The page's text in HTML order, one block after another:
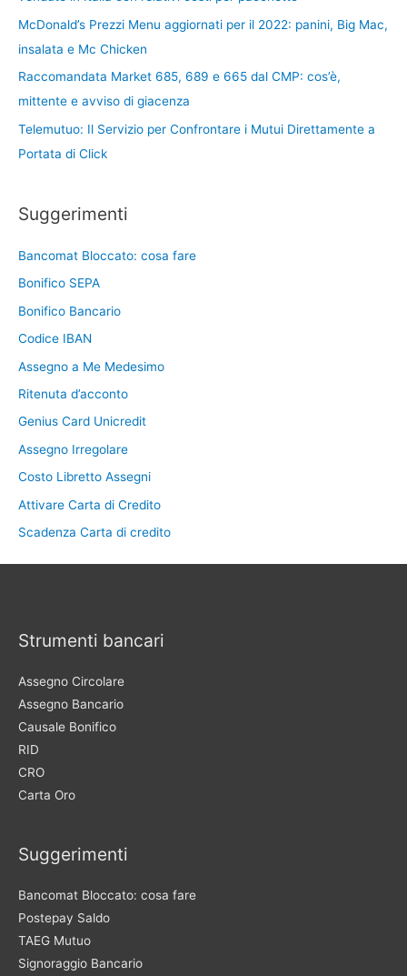
McDonald’s Prezzi Menu aggiornati per il 2022: panini, Big Mac,
insalata e Mc Chicken
Raccomandata Market 685, 689 e 665 dal CMP: cos’è,
mittente e avviso di giacenza
Telemutuo: Il Servizio per Confrontare i Mutui Direttamente a
Portata di Click
Suggerimenti
Bancomat Bloccato: cosa fare
Bonifico SEPA
Bonifico Bancario
Codice IBAN
Assegno a Me Medesimo
Ritenuta d’acconto
Genius Card Unicredit
Assegno Irregolare
Costo Libretto Assegni
Attivare Carta di Credito
Scadenza Carta di credito
Strumenti bancari
Assegno Circolare
Assegno Bancario
Causale Bonifico
RID
CRO
Carta Oro
Suggerimenti
Bancomat Bloccato: cosa fare
Postepay Saldo
TAEG Mutuo
Signoraggio Bancario